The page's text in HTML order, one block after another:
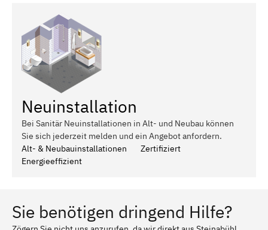
Neuinstallation
Bei Sanitär Neuinstallationen in Alt- und Neubau können
Sie sich jederzeit melden und ein Angebot anfordern.
Alt- & Neubauinstallationen
Zertifiziert
Energieeffizient
Sie benötigen dringend Hilfe?